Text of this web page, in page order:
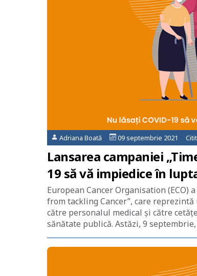
Adriana Boată 09 septembrie 2021
Lansarea campaniei
19 să vă impiedice în
European Cancer Organisation (ECO)
from tackling Cancer”, care
către personalul medical și către
sănătate publică. Astăzi, 9